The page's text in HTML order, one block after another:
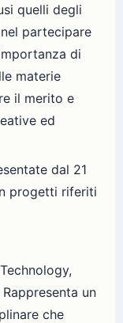
quelli degli
partecipare
di
materie
il merito e
ed
dal 21
progetti riferiti
un
che